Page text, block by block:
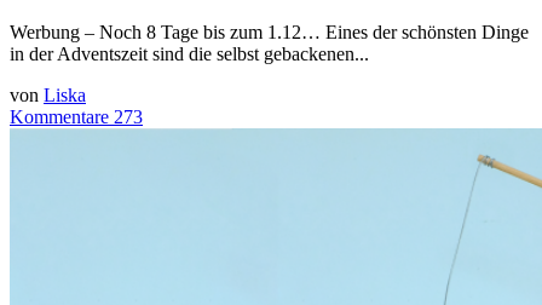
Werbung – Noch 8 Tage bis zum 1.12… Eines der schönsten Dinge
in der Adventszeit sind die selbst gebackenen...
von Liska
Kommentare 273